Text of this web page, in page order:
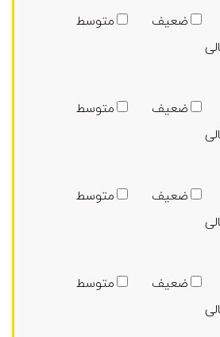
ضعیف
متوسط
ضعیف
متوسط
ضعیف
متوسط
ضعیف
متوسط